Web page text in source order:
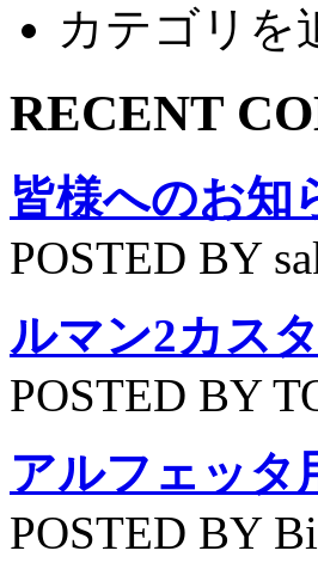
カテゴリを
RECENT
皆様へのお知
POSTED BY
ルマン2カス
POSTED BY
アルフェッタ
POSTED BY